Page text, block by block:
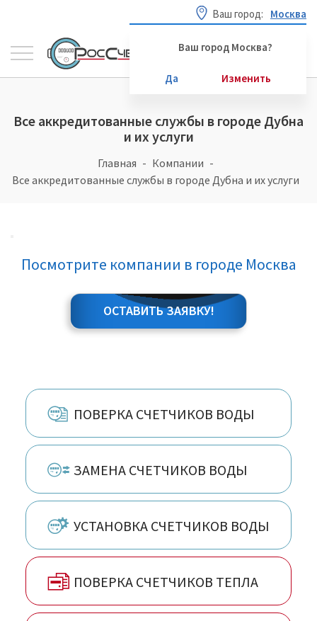
Ваш город: Москва
Ваш город Москва?
Да Изменить
Все аккредитованные службы в городе Дубна
и их услуги
Главная
Компании
Все аккредитованные службы в городе Дубна и их услуги
Посмотрите компании в городе Москва
ОСТАВИТЬ ЗАЯВКУ!
ПОВЕРКА СЧЕТЧИКОВ ВОДЫ
ЗАМЕНА СЧЕТЧИКОВ ВОДЫ
УСТАНОВКА СЧЕТЧИКОВ ВОДЫ
ПОВЕРКА СЧЕТЧИКОВ ТЕПЛА